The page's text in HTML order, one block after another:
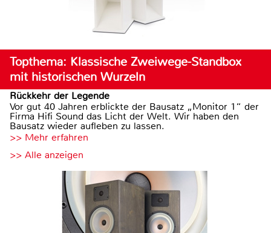
Topthema: Klassische Zweiwege-Standbox
mit historischen Wurzeln
Rückkehr der Legende
Vor gut 40 Jahren erblickte der Bausatz „Monitor 1“ der
Firma Hifi Sound das Licht der Welt. Wir haben den
Bausatz wieder aufleben zu lassen.
>> Mehr erfahren
>> Alle anzeigen